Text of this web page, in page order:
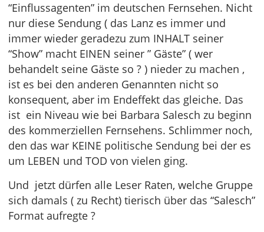
“Einflussagenten” im deutschen Fernsehen. Nicht
nur diese Sendung ( das Lanz es immer und
immer wieder geradezu zum INHALT seiner
“Show” macht EINEN seiner ” Gäste” ( wer
behandelt seine Gäste so ? ) nieder zu machen ,
ist es bei den anderen Genannten nicht so
konsequent, aber im Endeffekt das gleiche. Das
ist ein Niveau wie bei Barbara Salesch zu beginn
des kommerziellen Fernsehens. Schlimmer noch,
den das war KEINE politische Sendung bei der es
um LEBEN und TOD von vielen ging.
Und jetzt dürfen alle Leser Raten, welche Gruppe
sich damals ( zu Recht) tierisch über das “Salesch”
Format aufregte ?